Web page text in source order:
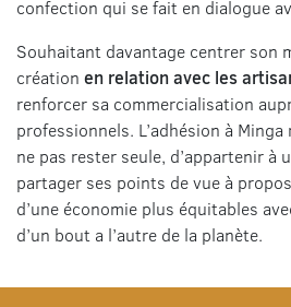
confection qui se fait en dialogue
Souhaitant davantage centrer son
création en relation avec les
renforcer sa commercialisation
professionnels. L’adhésion à
ne pas rester seule, d’appartenir à
partager ses points de vue à
d’une économie plus équitables
d’un bout a l’autre de la planète.